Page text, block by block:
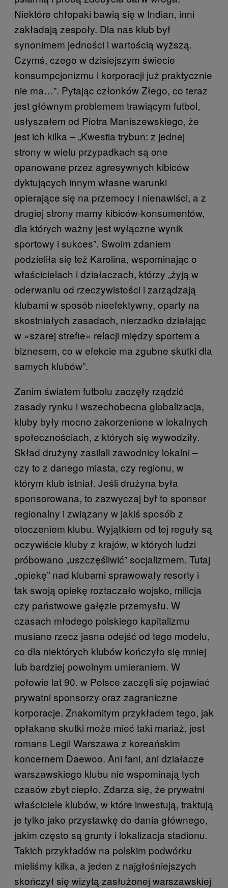
Niektóre chłopaki bawią się w Indian, inni
zakładają zespoły. Dla nas klub był
synonimem jedności i wartością wyższą.
Czymś, czego w dzisiejszym świecie
konsumpcjonizmu i korporacji już praktycznie
nie ma…”. Pytając członków Złego, co teraz
jest głównym problemem trawiącym futbol,
usłyszałem od Piotra Maniszewskiego, że
jest ich kilka – „Kwestia trybun: z jednej
strony w wielu przypadkach są one
opanowane przez agresywnych kibiców
dyktujących innym własne warunki
opierające się na przemocy i nienawiści, a z
drugiej strony mamy kibiców-konsumentów,
dla których ważny jest wyłączne wynik
sportowy i sukces”. Swoim zdaniem
podzieliła się też Karolina, wspominając o
właścicielach i działaczach, którzy „żyją w
oderwaniu od rzeczywistości i zarządzają
klubami w sposób nieefektywny, oparty na
skostniałych zasadach, nierzadko działając
w »szarej strefie« relacji między sportem a
biznesem, co w efekcie ma zgubne skutki dla
samych klubów”.
Zanim światem futbolu zaczęły rządzić
zasady rynku i wszechobecna globalizacja,
kluby były mocno zakorzenione w lokalnych
społecznościach, z których się wywodziły.
Skład drużyny zasilali zawodnicy lokalni –
czy to z danego miasta, czy regionu, w
którym klub istniał. Jeśli drużyna była
sponsorowana, to zazwyczaj był to sponsor
regionalny i związany w jakiś sposób z
otoczeniem klubu. Wyjątkiem od tej reguły są
oczywiście kluby z krajów, w których ludzi
próbowano „uszczęśliwić” socjalizmem. Tutaj
„opiekę” nad klubami sprawowały resorty i
tak swoją opiekę roztaczało wojsko, milicja
czy państwowe gałęzie przemysłu. W
czasach młodego polskiego kapitalizmu
musiano rzecz jasna odejść od tego modelu,
co dla niektórych klubów kończyło się mniej
lub bardziej powolnym umieraniem. W
połowie lat 90. w Polsce zaczęli się pojawiać
prywatni sponsorzy oraz zagraniczne
korporacje. Znakomitym przykładem tego, jak
opłakane skutki może mieć taki mariaż, jest
romans Legii Warszawa z koreańskim
koncernem Daewoo. Ani fani, ani działacze
warszawskiego klubu nie wspominają tych
czasów zbyt ciepło. Zdarza się, że prywatni
właściciele klubów, w które inwestują, traktują
je tylko jako przystawkę do dania głównego,
jakim często są grunty i lokalizacja stadionu.
Takich przykładów na polskim podwórku
mieliśmy kilka, a jeden z najgłośniejszych
skończył się wizytą zasłużonej warszawskiej